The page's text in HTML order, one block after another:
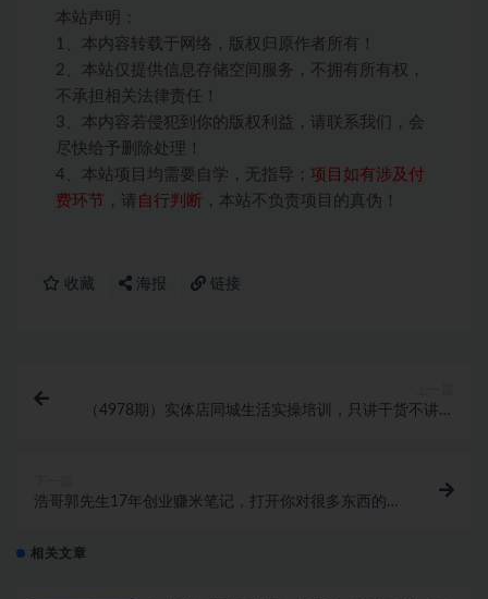
本站声明：
1、本内容转载于网络，版权归原作者所有！
2、本站仅提供信息存储空间服务，不拥有所有权，
不承担相关法律责任！
3、本内容若侵犯到你的版权利益，请联系我们，会
尽快给予删除处理！
4、本站项目均需要自学，无指导； 项目如有涉及付
费环节 ，请 自行判断 ，本站不负责项目的真伪！
收藏 海报 链接
（4978期）实体店同城生活实操培训，只讲干货不讲理
浩哥郭先生17年创业赚米笔记，打开你对很多东西的认
相关文章